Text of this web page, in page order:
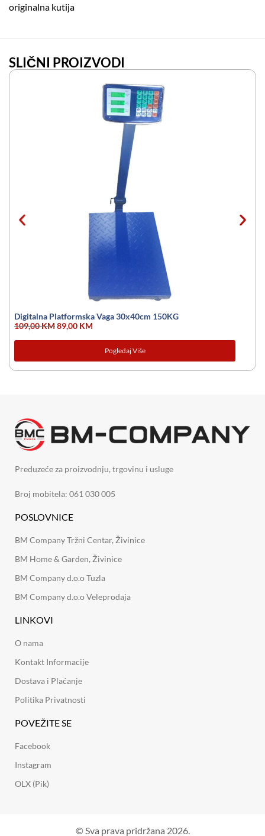
originalna kutija
SLIČNI PROIZVODI
Digitalna Platformska Vaga 30x40cm 150KG
109,00KM89,00 KM
Pogledaj Više
Preduzeće za proizvodnju, trgovinu i usluge
Broj mobitela: 061 030 005
POSLOVNICE
BM Company Tržni Centar, Živinice
BM Home & Garden, Živinice
BM Company d.o.o Tuzla
BM Company d.o.o Veleprodaja
LINKOVI
O nama
Kontakt Informacije
Dostava i Plaćanje
Politika Privatnosti
POVEŽITE SE
Facebook
Instagram
OLX (Pik)
© Sva prava pridržana 2026.